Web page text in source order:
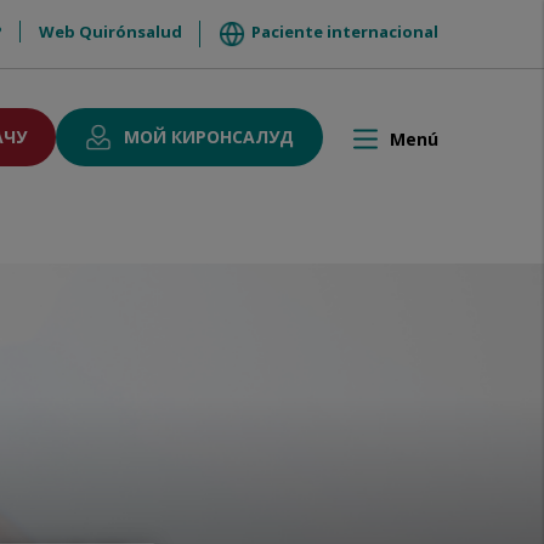
Web Quirónsalud Paciente internacional
МОЙ КИРОНСАЛУД
Toggle
Menú